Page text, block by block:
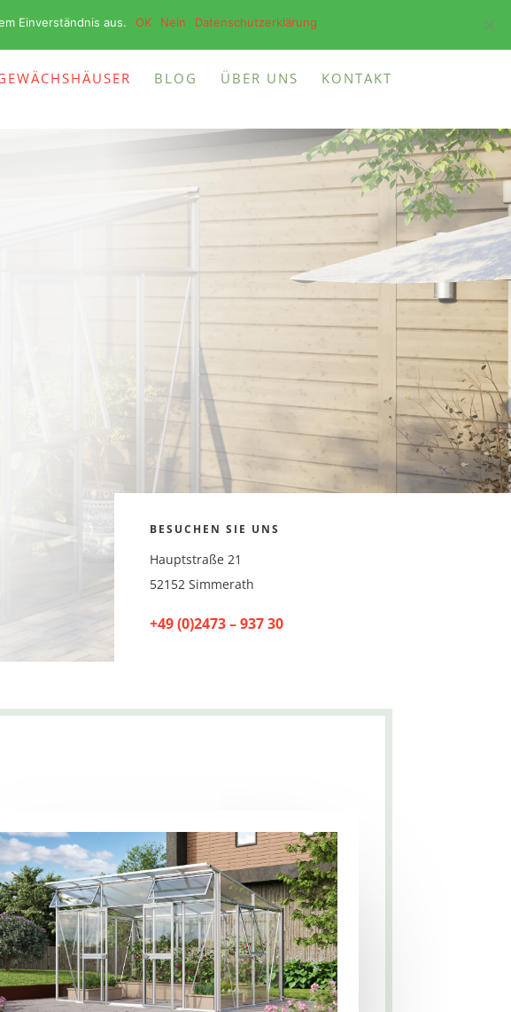
BLOG ÜBER UNS KONTAKT
BESUCHEN SIE UNS
Hauptstraße 21
52152 Simmerath
+49 (0)2473 – 937 30
Einverständnis aus. OK Nein Datenschutzerklärung